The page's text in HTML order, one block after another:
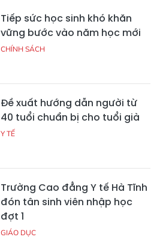
Tiếp sức học sinh khó khăn
vững bước vào năm học mới
CHÍNH SÁCH
Đề xuất hướng dẫn người từ
40 tuổi chuẩn bị cho tuổi già
Y TẾ
Trường Cao đẳng Y tế Hà Tĩnh
đón tân sinh viên nhập học
đợt 1
GIÁO DỤC